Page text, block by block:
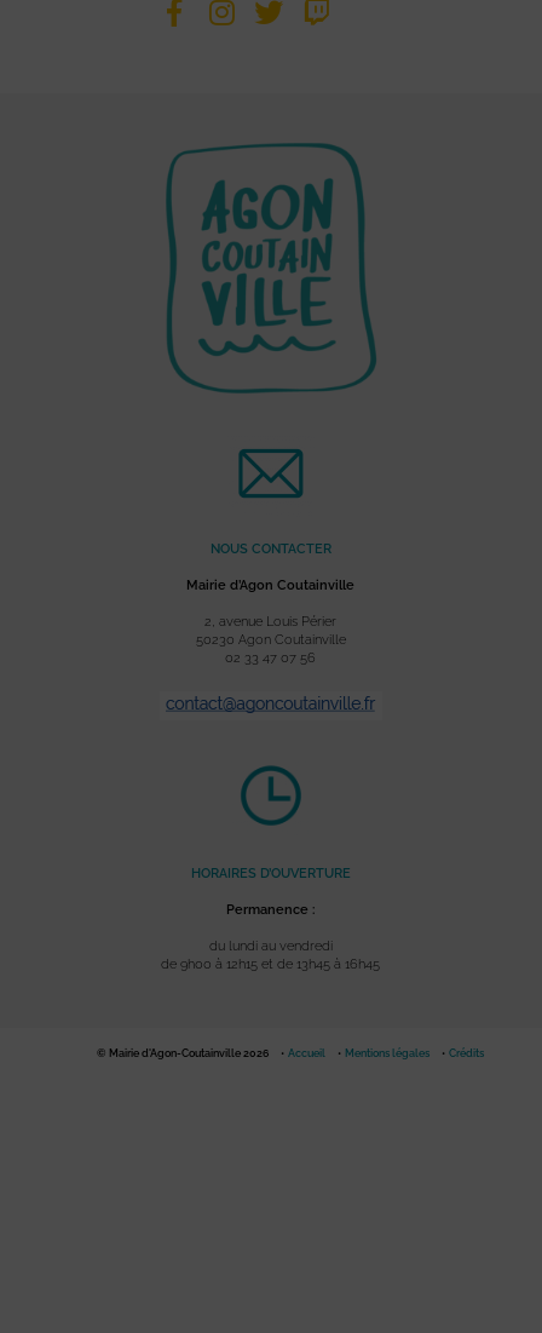
NOUS CONTACTER
Mairie d’Agon Coutainville
2, avenue Louis Périer
50230 Agon Coutainville
02 33 47 07 56
HORAIRES D’OUVERTURE
Permanence :
du lundi au vendredi
de 9h00 à 12h15 et de 13h45 à 16h45
© Mairie d'Agon-Coutainville 2026 Accueil Mentions légales Crédits